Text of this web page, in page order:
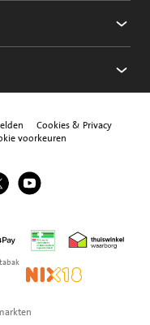
Cookies & Privacy
voorkeuren
Twitter
Jumbo YouTube
Express
Pay Thuiswinkel
NIX18